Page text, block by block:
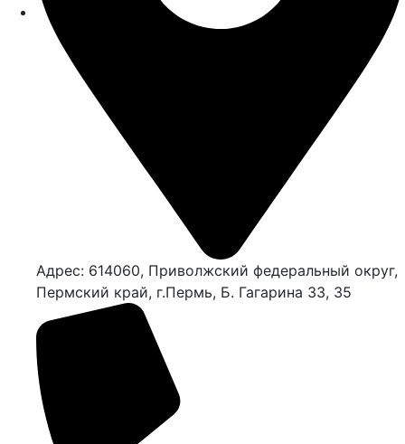
Адрес: 614060, Приволжский федеральный округ,
Пермский край, г.Пермь, Б. Гагарина 33, 35